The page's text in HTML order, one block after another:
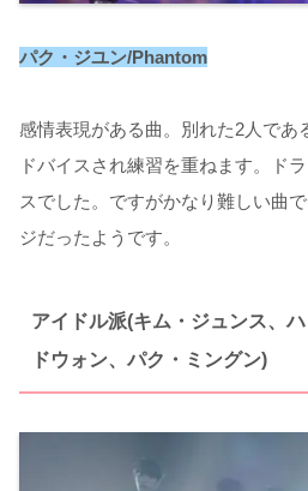
パク・ジユン/Phantom
感情表現がある曲。別れた2人であ
ドバイスされ練習を重ねます。ド
スでした。ですがかなり難しい曲
ジだったようです。
アイドル派(キム・ジュンス、ハ
ドウォン、パク・ミングン)